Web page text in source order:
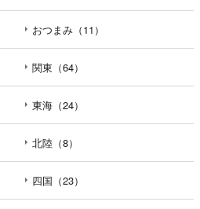
おつまみ（11）
関東（64）
東海（24）
北陸（8）
四国（23）